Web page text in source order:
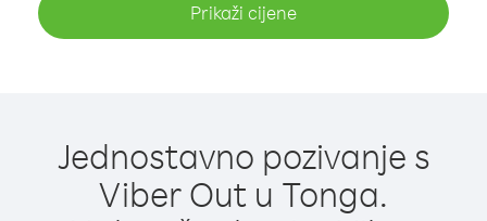
Prikaži cijene
Jednostavno pozivanje s
Viber Out u Tonga.